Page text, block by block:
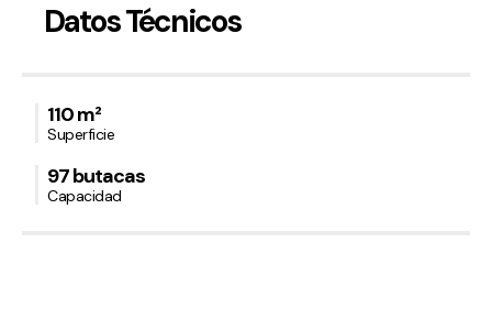
Datos Técnicos
Superficie
110 m²
Capacidad
97 butacas